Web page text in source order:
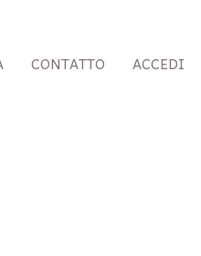
CONTATTO ACCEDI